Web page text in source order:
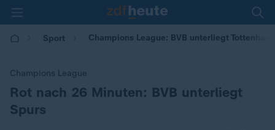
Sport Champions League: BVB unterliegt
Champions League
:Rot nach 26 Minuten: BVB unterliegt
Spurs